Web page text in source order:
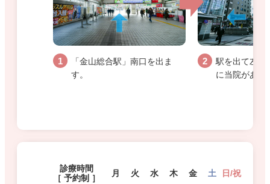
「金山総合駅」南口を出ま
す。
駅を出て左手
に当院があり
診療時間
［ 予約制 ］
月 火 水 木 金 土 日/祝